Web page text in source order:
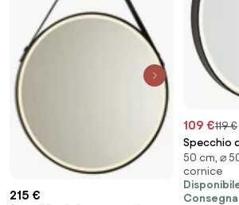
215 €
109 €119 €
Specchio
con LED
con touch
50 cm, ⌀
cornice